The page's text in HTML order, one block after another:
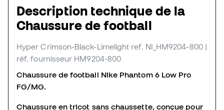
Description technique de la
Chaussure de football
Hyper Crimson-Black-Limelight ref. NI_HM9204-800 |
réf. fournisseur HM9204-800
Chaussure de football Nike Phantom 6 Low Pro
FG/MG.
Chaussure en tricot sans chaussette, conçue pour